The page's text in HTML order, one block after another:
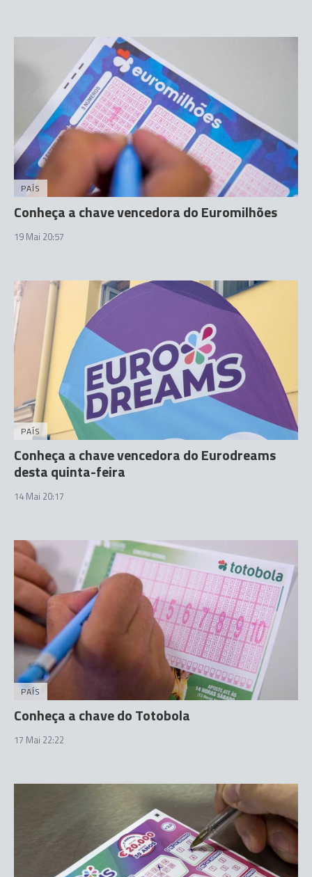
PAÍS
Conheça a chave vencedora do Euromilhões
19 Mai 20:57
PAÍS
Conheça a chave vencedora do Eurodreams
desta quinta-feira
14 Mai 20:17
PAÍS
Conheça a chave do Totobola
17 Mai 22:22